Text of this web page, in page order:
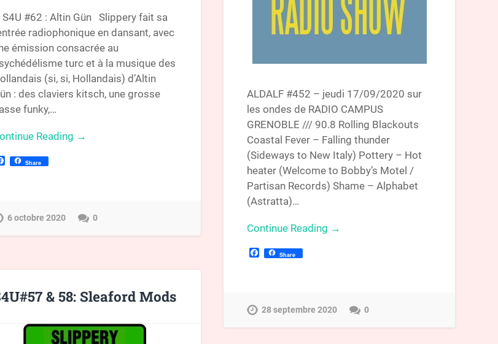
#62 : Altin Gün Slippery fait sa
radiophonique en dansant, avec
émission consacrée au
turc et à la musique des
(si, si, Hollandais) d’Altin
: des claviers kitsch, une grosse
funky,…
Reading →
Facebook
Share
6 octobre 2020 0
ALDALF #452 – jeudi 17/09/2020 sur
les ondes de RADIO CAMPUS
GRENOBLE /// 90.8 Rolling Blackouts
Coastal Fever – Falling thunder
(Sideways to New Italy) Pottery – Hot
heater (Welcome to Bobby’s Motel /
Partisan Records) Shame – Alphabet
(Astratta)…
Continue Reading →
Facebook
Share
28 septembre 2020 0
& 58: Sleaford Mods